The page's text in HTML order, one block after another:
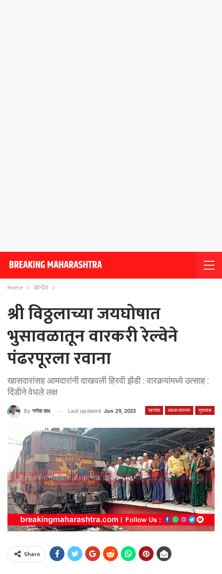
Home खान्देश
श्री विठ्ठलाच्या जयघोषात
भुसावळातून वारकरी रेल्वेने
पंढरपूरला रवाना
खासदारांसह आमदारांनी दाखवली हिरवी झेंडी : वारकर्‍यांमध्ये उत्साह :
दिंडीने वेधले लक्ष
खान्देश ठळक बातम्या भुसावळ
By गणेश वाघ Last updated Jun 29, 2023
Share